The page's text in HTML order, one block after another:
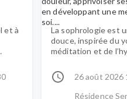
et à
La sophrologie est
douce, inspirée du
méditation et de
bienveillance,
et l'écoute du
découvrirez des
26 août 2026
Résidence